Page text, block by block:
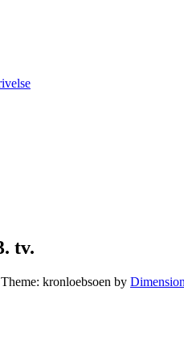
tv.
Theme: kronloebsoen by